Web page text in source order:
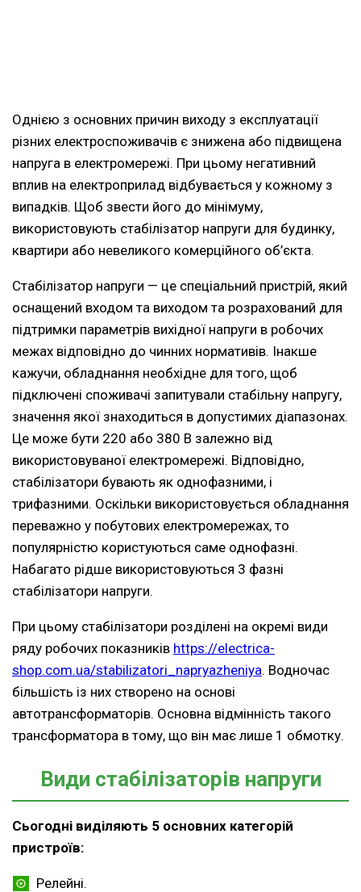
Однією з основних причин виходу з експлуатації
різних електроспоживачів є знижена або підвищена
напруга в електромережі. При цьому негативний
вплив на електроприлад відбувається у кожному з
випадків. Щоб звести його до мінімуму,
використовують стабілізатор напруги для будинку,
квартири або невеликого комерційного об’єкта.
Стабілізатор напруги — це спеціальний пристрій, який
оснащений входом та виходом та розрахований для
підтримки параметрів вихідної напруги в робочих
межах відповідно до чинних нормативів. Інакше
кажучи, обладнання необхідне для того, щоб
підключені споживачі запитували стабільну напругу,
значення якої знаходиться в допустимих діапазонах.
Це може бути 220 або 380 В залежно від
використовуваної електромережі. Відповідно,
стабілізатори бувають як однофазними, і
трифазними. Оскільки використовується обладнання
переважно у побутових електромережах, то
популярністю користуються саме однофазні.
Набагато рідше використовуються 3 фазні
стабілізатори напруги.
При цьому стабілізатори розділені на окремі види
ряду робочих показників https://electrica-
shop.com.ua/stabilizatori_napryazheniya. Водночас
більшість із них створено на основі
автотрансформаторів. Основна відмінність такого
трансформатора в тому, що він має лише 1 обмотку.
Види стабілізаторів напруги
Сьогодні виділяють 5 основних категорій
пристроїв:
Релейні.